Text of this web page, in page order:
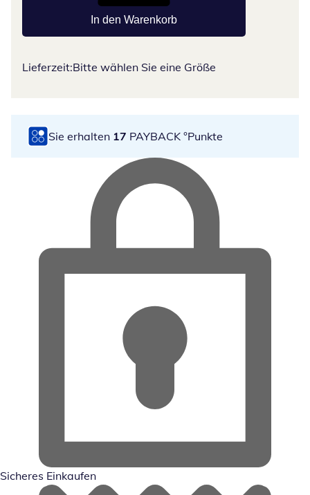
In den Warenkorb
Lieferzeit:Bitte wählen Sie eine Größe
Sie erhalten 17 PAYBACK °Punkte
Sicheres Einkaufen